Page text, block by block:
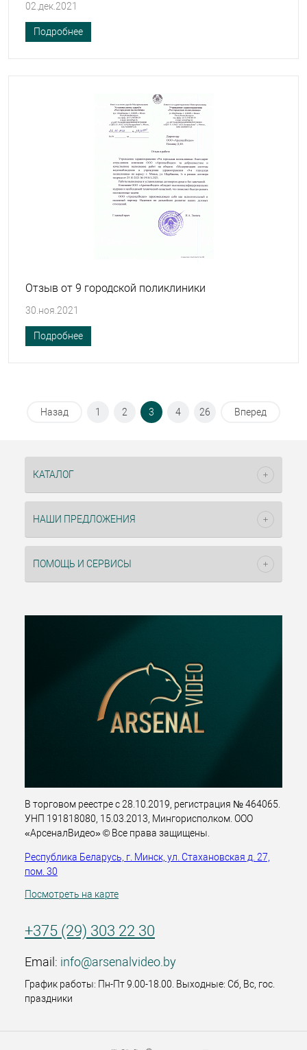
02.дек.2021
Подробнее
Отзыв от 9 городской поликлиники
30.ноя.2021
Подробнее
Назад 1 2 3 4 26 Вперед
КАТАЛОГ
НАШИ ПРЕДЛОЖЕНИЯ
ПОМОЩЬ И СЕРВИСЫ
В торговом реестре с 28.10.2019, регистрация № 464065.
УНП 191818080, 15.03.2013, Мингорисполком. ООО
«АрсеналВидео» © Все права защищены.
Республика Беларусь, г. Минск, ул. Стахановская д. 27,
пом. 30
Посмотреть на карте
+375 (29) 303 22 30
Email: info@arsenalvideo.by
График работы: Пн-Пт 9.00-18.00. Выходные: Сб, Вс, гос.
праздники